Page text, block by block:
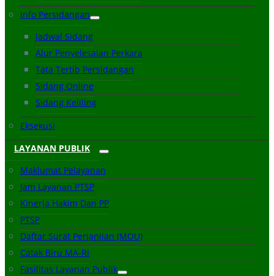
Info Persidangan
Jadwal Sidang
Alur Penyelesaian Perkara
Tata Tertib Persidangan
Sidang Online
Sidang Keliling
Eksekusi
LAYANAN PUBLIK
Maklumat Pelayanan
Jam Layanan PTSP
Kinerja Hakim Dan PP
PTSP
Daftar Surat Perjanjian (MOU)
Catak Biru MA-RI
Fasilitas Layanan Publik